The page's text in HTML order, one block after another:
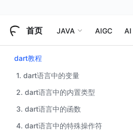
首页 JAVA AIGC AI
dart教程
1. dart语言中的变量
2. dart语言中的内置类型
3. dart语言中的函数
4. dart语言中的特殊操作符